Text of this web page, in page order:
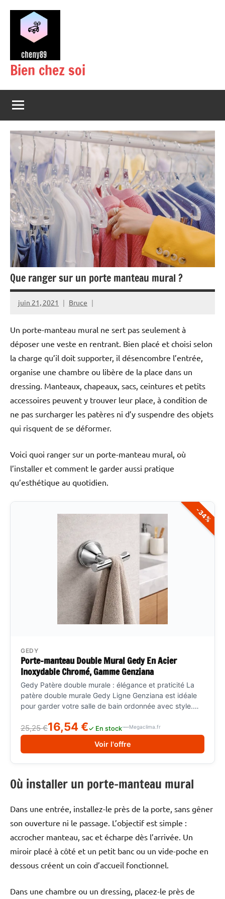
contenu
Bien chez soi
Que ranger sur un porte manteau mural ?
juin 21, 2021 Bruce
Un porte-manteau mural ne sert pas seulement à
déposer une veste en rentrant. Bien placé et choisi selon
la charge qu’il doit supporter, il désencombre l’entrée,
organise une chambre ou libère de la place dans un
dressing. Manteaux, chapeaux, sacs, ceintures et petits
accessoires peuvent y trouver leur place, à condition de
ne pas surcharger les patères ni d’y suspendre des objets
qui risquent de se déformer.
Voici quoi ranger sur un porte-manteau mural, où
l’installer et comment le garder aussi pratique
qu’esthétique au quotidien.
-34%
GEDY
Porte-manteau Double Mural Gedy En Acier
Inoxydable Chromé, Gamme Genziana
Gedy Patère double murale : élégance et praticité La
patère double murale Gedy Ligne Genziana est idéale
pour garder votre salle de bain ordonnée avec style.
design moderne et discret. Grâce à ses deux crochets,
elle permet de suspendre facilement serviettes et
vêtements. Caractéristiques principales : Installation
Genziana : qualité et durabilité La ligne Genziana de
Gedy garantit des matériaux résistants et durables.
l’usure quotidienne. L’acier inoxydable chromé assure
une excellente résistance à la corrosion et un entretien
facile. Avantages : Résistant à la rouille Facile à nettoyer
Matériaux durables Longue durée de vie Patère double
Gedy : solution pratique et gain de place La patère
double murale Gedy est parfaite pour optimiser l’espace
essentiel pour une salle de bain moderne et bien
25,25 €16,54 €✓ En stock Megaclima.fr
Voir l'offre
Où installer un porte-manteau mural
Dans une entrée, installez-le près de la porte, sans gêner
son ouverture ni le passage. L’objectif est simple :
accrocher manteau, sac et écharpe dès l’arrivée. Un
miroir placé à côté et un petit banc ou un vide-poche en
dessous créent un coin d’accueil fonctionnel.
Dans une chambre ou un dressing, placez-le près de